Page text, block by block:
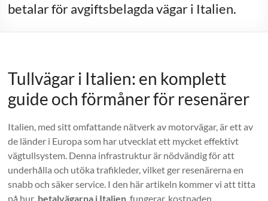
betalar för avgiftsbelagda vägar i Italien.
Tullvägar i Italien: en komplett
guide och förmåner för resenärer
Italien, med sitt omfattande nätverk av motorvägar, är ett av
de länder i Europa som har utvecklat ett mycket effektivt
vägtullsystem. Denna infrastruktur är nödvändig för att
underhålla och utöka trafikleder, vilket ger resenärerna en
snabb och säker service. I den här artikeln kommer vi att titta
på hur betalvägarna i Italien fungerar, kostnaden,